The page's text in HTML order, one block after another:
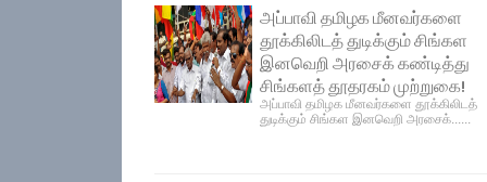
அப்பாவி தமிழக மீனவர்களை
தூக்கிலிடத் துடிக்கும் சிங்கள
இனவெறி அரசைக் கண்டித்து
சிங்களத் தூதரகம் முற்றுகை!
அப்பாவி தமிழக மீனவர்களை தூக்கிலிடத்
துடிக்கும் சிங்கள இனவெறி அரசைக்......